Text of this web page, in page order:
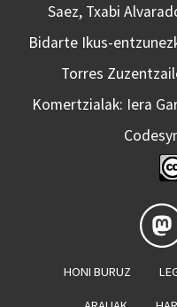
Saez, Txabi
Bidarte Ikus-
Torres
Komertzialak: Iera
HONI BURUZ